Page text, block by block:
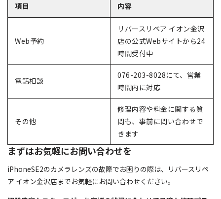
項目 内容
Web予約
リバースリペア イオン金沢
店の公式Webサイトから24
時間受付中
電話相談
076-203-8028にて、営業
時間内に対応
その他
修理内容や料金に関する質
問も、事前に問い合わせで
きます
まずはお気軽にお問い合わせを
iPhoneSE2のカメラレンズの故障でお困りの際は、リバースリペ
ア イオン金沢店までお気軽にお問い合わせください。